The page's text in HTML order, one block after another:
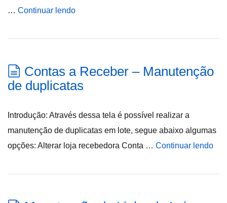
… Continuar lendo
Contas a Receber – Manutenção
de duplicatas
Introdução: Através dessa tela é possível realizar a
manutenção de duplicatas em lote, segue abaixo algumas
opções: Alterar loja recebedora Conta … Continuar lendo